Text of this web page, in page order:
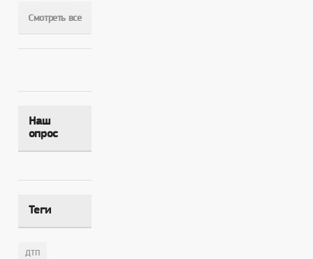
Смотреть все
Наш
опрос
Теги
ДТП